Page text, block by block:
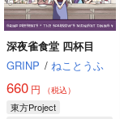
深夜雀食堂 四杯目
GRINP / ねことうふ
660 円 （税込）
東方Project